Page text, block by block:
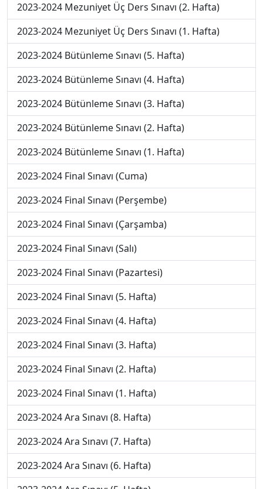
2023-2024 Mezuniyet Üç Ders Sınavı (2. Hafta)
2023-2024 Mezuniyet Üç Ders Sınavı (1. Hafta)
2023-2024 Bütünleme Sınavı (5. Hafta)
2023-2024 Bütünleme Sınavı (4. Hafta)
2023-2024 Bütünleme Sınavı (3. Hafta)
2023-2024 Bütünleme Sınavı (2. Hafta)
2023-2024 Bütünleme Sınavı (1. Hafta)
2023-2024 Final Sınavı (Cuma)
2023-2024 Final Sınavı (Perşembe)
2023-2024 Final Sınavı (Çarşamba)
2023-2024 Final Sınavı (Salı)
2023-2024 Final Sınavı (Pazartesi)
2023-2024 Final Sınavı (5. Hafta)
2023-2024 Final Sınavı (4. Hafta)
2023-2024 Final Sınavı (3. Hafta)
2023-2024 Final Sınavı (2. Hafta)
2023-2024 Final Sınavı (1. Hafta)
2023-2024 Ara Sınavı (8. Hafta)
2023-2024 Ara Sınavı (7. Hafta)
2023-2024 Ara Sınavı (6. Hafta)